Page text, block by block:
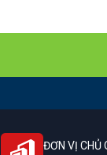
ĐƠN VỊ CHỦ